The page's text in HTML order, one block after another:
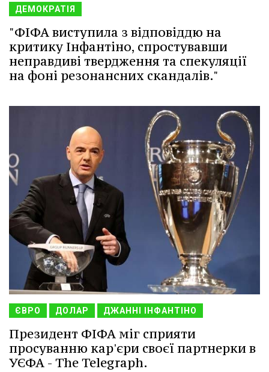
ДЕМОКРАТІЯ
"ФІФА виступила з відповіддю на
критику Інфантіно, спростувавши
неправдиві твердження та спекуляції
на фоні резонансних скандалів."
ЄВРО ДОЛАР ДЖАННІ ІНФАНТІНО
Президент ФІФА міг сприяти
просуванню кар'єри своєї партнерки в
УЄФА - The Telegraph.